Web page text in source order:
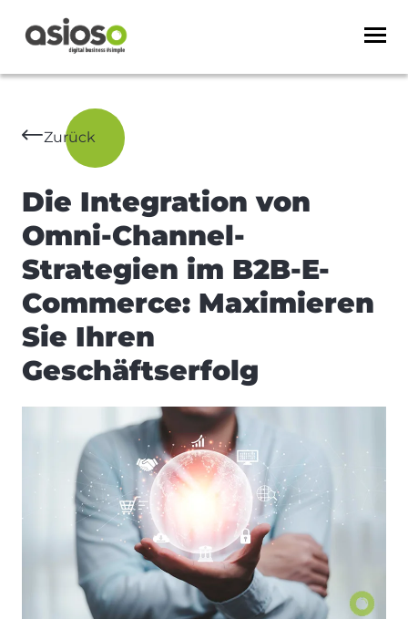
Zurück
Die Integration von
Omni-Channel-
Strategien im B2B-E-
Commerce: Maximieren
Sie Ihren
Geschäftserfolg